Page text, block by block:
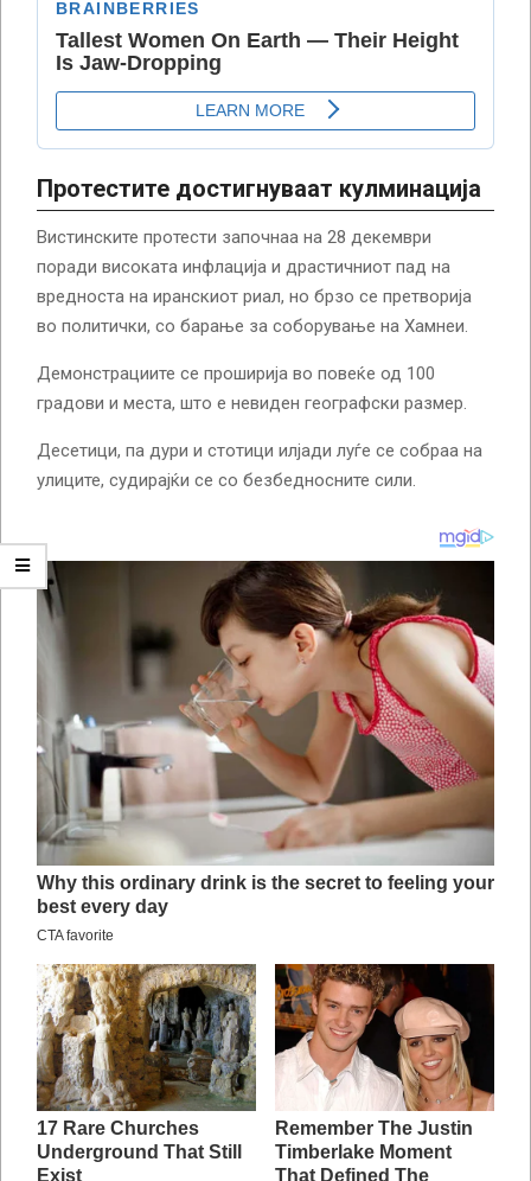
Протестите достигнуваат кулминација
Вистинските протести започнаа на 28 декември
поради високата инфлација и драстичниот пад на
вредноста на иранскиот риал, но брзо се претворија
во политички, со барање за соборување на Хамнеи.
Демонстрациите се проширија во повеќе од 100
градови и места, што е невиден географски размер.
Десетици, па дури и стотици илјади луѓе се собраа на
улиците, судирајќи се со безбедносните сили.